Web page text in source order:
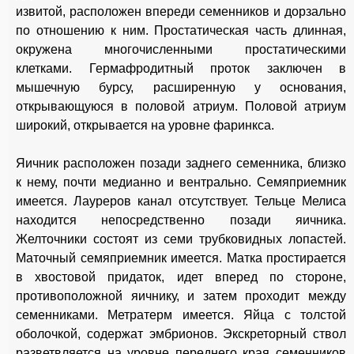
извитой, расположен впереди семенников и дорзально
по отношению к ним. Простатическая часть длинная,
окружена многочисленными простатическими
клетками. Гермафродитный проток заключен в
мышечную бурсу, расширенную у основания,
открывающуюся в половой атриум. Половой атриум
широкий, открывается на уровне фаринкса.
Яичник расположен позади заднего семенника, близко
к нему, почти медианно и вентрально. Семяприемник
имеется. Лауреров канал отсутствует. Тельце Мелиса
находится непосредственно позади яичника.
Желточники состоят из семи трубковидных лопастей.
Маточный семяприемник имеется. Матка простирается
в хвостовой придаток, идет вперед по стороне,
противоположной яичнику, и затем проходит между
семенниками. Метратерм имеется. Яйца с толстой
оболочкой, содержат эмбрионов. Экскреторный ствол